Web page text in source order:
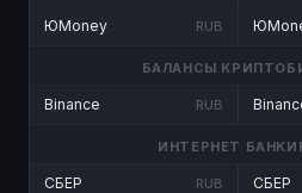
ЮMoney RUB
БАЛАНСЫ
Binance RUB
ИНТЕРНЕТ
СБЕР RUB СБЕР